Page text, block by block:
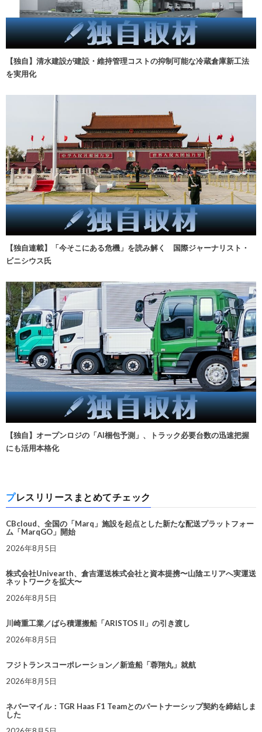
【独自】清水建設が建設・維持管理コストの抑制可能な冷蔵倉庫新工法
を実用化
【独自連載】「今そこにある危機」を読み解く 国際ジャーナリスト・
ビニシウス氏
【独自】オープンロジの「AI梱包予測」、トラック必要台数の迅速把握
にも活用本格化
プレスリリースまとめてチェック
CBcloud、全国の「Marq」施設を起点とした新たな配送プラットフォー
ム「MarqGO」開始
2026年8月5日
株式会社Univearth、倉吉運送株式会社と資本提携〜山陰エリアへ実運送
ネットワークを拡大〜
2026年8月5日
川崎重工業／ばら積運搬船「ARISTOS II」の引き渡し
2026年8月5日
フジトランスコーポレーション／新造船「蓉翔丸」就航
2026年8月5日
ネバーマイル：TGR Haas F1 Teamとのパートナーシップ契約を締結しま
した